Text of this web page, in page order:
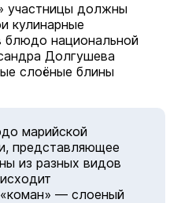
участницы должны
кулинарные
блюдо национальной
Долгушева
слоёные блины
марийской
представляющее
из разных видов
— слоеный